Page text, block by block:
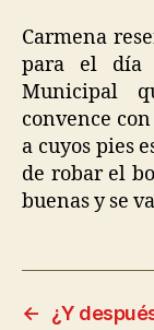
Carmena
para el día
Municipal
convence
a cuyos pies
de robar el
buenas y se
←
¿Y